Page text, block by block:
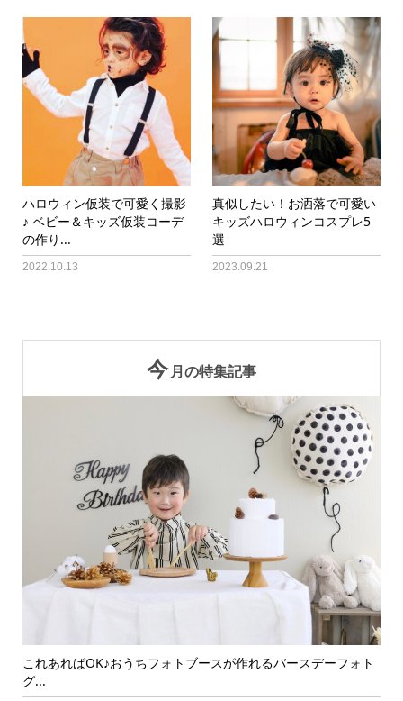
ハロウィン仮装で可愛く撮影
♪ ベビー＆キッズ仮装コーデ
の作り...
2022.10.13
真似したい！お洒落で可愛い
キッズハロウィンコスプレ5
選
2023.09.21
今月の特集記事
れあればOK♪おうちフォトブースが作れるバースデーフォト 可愛い